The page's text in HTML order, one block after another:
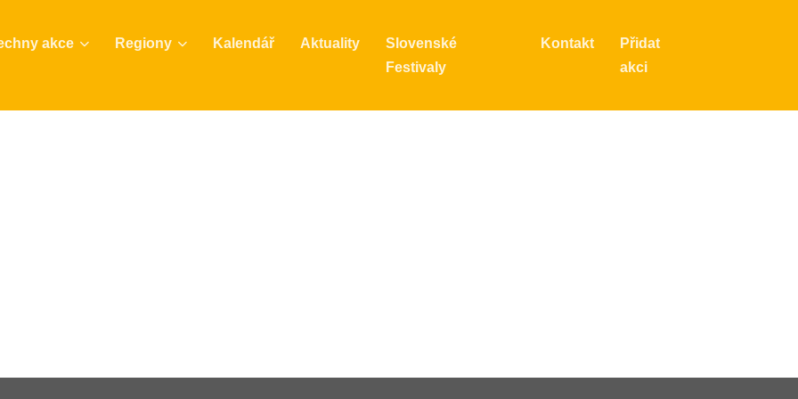
akce Regiony Kalendář Aktuality
Slovenské
Festivaly
Kontakt
Přidat
akci